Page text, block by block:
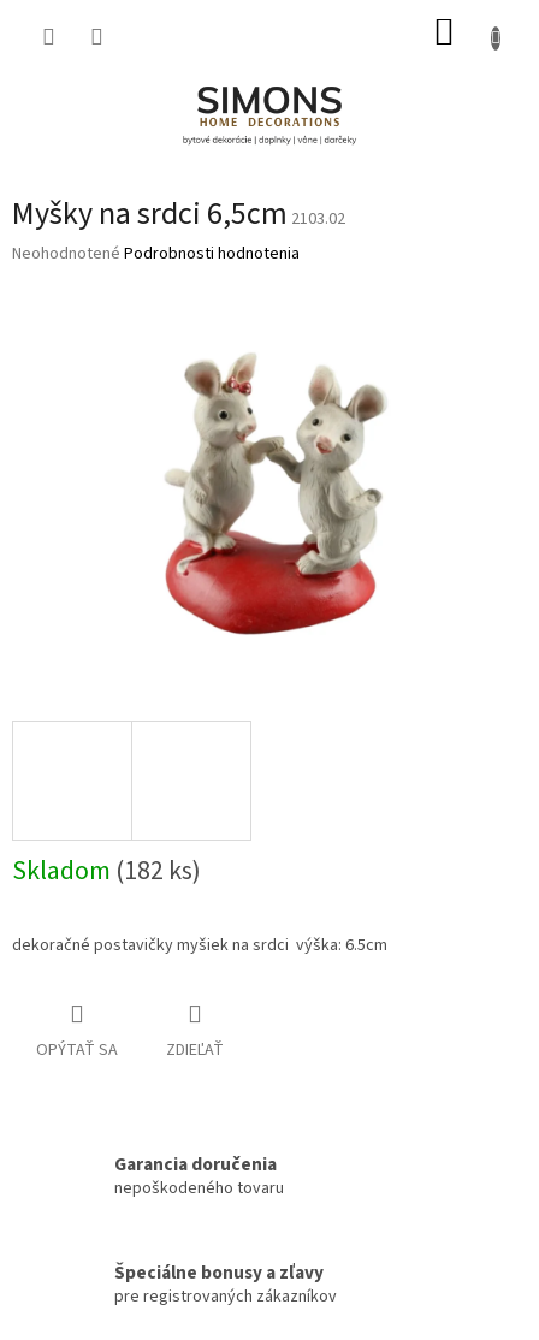
Myšky na srdci 6,5cm 2103.02
Priemerné
Neohodnotené Podrobnosti hodnotenia
Skladom (182 ks)
dekoračné postavičky myšiek na srdci výška: 6.5cm
OPÝTAŤ SA ZDIEĽAŤ
Garancia doručenia
nepoškodeného tovaru
Špeciálne bonusy a zľavy
pre registrovaných zákazníkov